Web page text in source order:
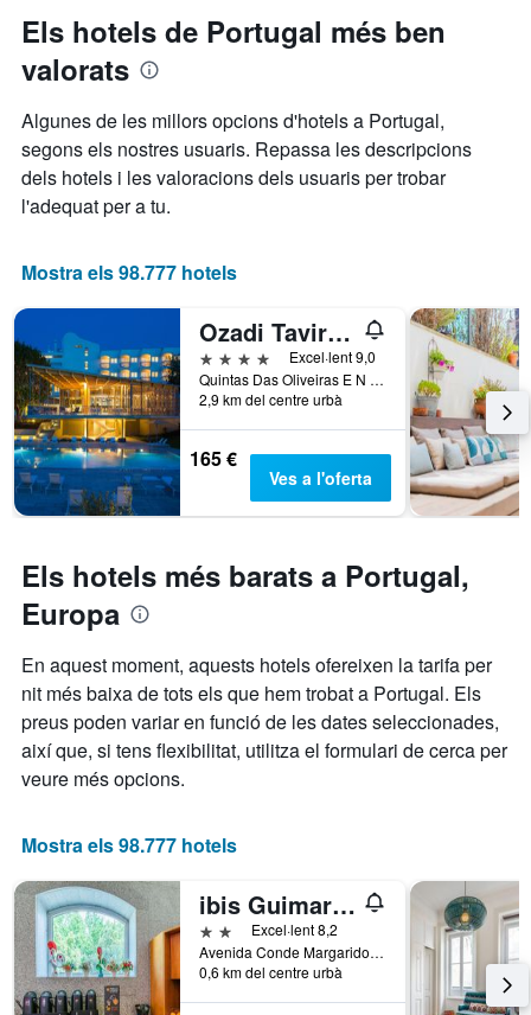
Y
mostra
preu
mitjà
d'una
habitació
s'acosta
la
data
de
El
gràfic
té
1
eix
que
el
nombre
de
dies
abans
de
l'estada
El
gràfic
té
Y
mostra
preu
mitjà
d'una
habitació
Els hotels de Portugal més ben
valorats
Algunes de les millors opcions d'hotels a Portugal,
segons els nostres usuaris. Repassa les descripcions
dels hotels i les valoracions dels usuaris per trobar
l'adequat per a tu.
Mostra els 98.777 hotels
Ozadi Tavira Hotel
4 estrelles
Excel·lent 9,0
Quintas Das Oliveiras E N 125, Tavira, Faro, Portugal
2,9 km del centre urbà
165 €
Ves a l'oferta
Els hotels més barats a Portugal,
Europa
En aquest moment, aquests hotels ofereixen la tarifa per
nit més baixa de tots els que hem trobat a Portugal. Els
preus poden variar en funció de les dates seleccionades,
així que, si tens flexibilitat, utilitza el formulari de cerca per
veure més opcions.
Mostra els 98.777 hotels
ibis Guimaraes Centro
2 estrellesExcel·lent 8,2
Avenida Conde Margarido 12, Guimarães, Braga, Portugal
0,6 km del centre urbà